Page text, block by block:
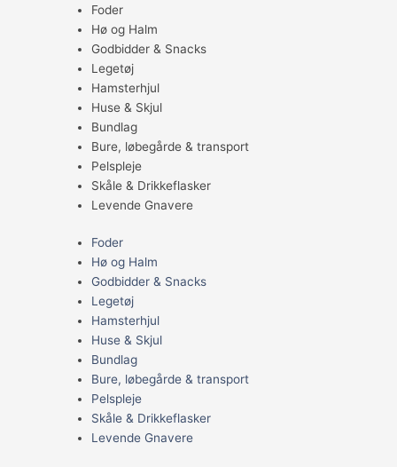
Foder
Hø og Halm
Godbidder & Snacks
Legetøj
Hamsterhjul
Huse & Skjul
Bundlag
Bure, løbegårde & transport
Pelspleje
Skåle & Drikkeflasker
Levende Gnavere
Foder
Hø og Halm
Godbidder & Snacks
Legetøj
Hamsterhjul
Huse & Skjul
Bundlag
Bure, løbegårde & transport
Pelspleje
Skåle & Drikkeflasker
Levende Gnavere